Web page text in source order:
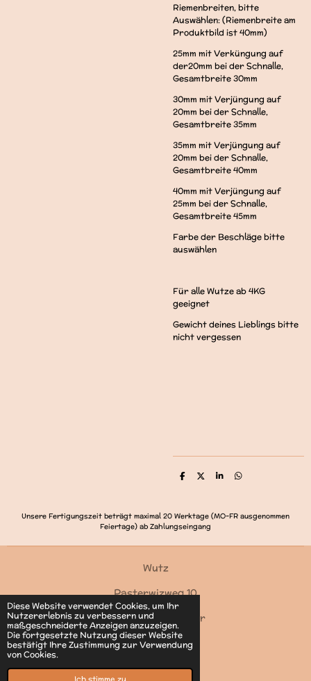
Diese Website verwendet Cookies, um Ihr
Nutzererlebnis zu verbessern und
maßgeschneiderte Anzeigen anzuzeigen.
Die fortgesetzte Nutzung dieser Website
bestätigt Ihre Zustimmung zur Verwendung
von Cookies.
Riemenbreiten, bitte
Auswählen: (Riemenbreite am
Produktbild ist 40mm)
25mm mit Verküngung auf
der20mm bei der Schnalle,
Gesamtbreite 30mm
30mm mit Verjüngung auf
20mm bei der Schnalle,
Gesamtbreite 35mm
35mm mit Verjüngung auf
20mm bei der Schnalle,
Gesamtbreite 40mm
40mm mit Verjüngung auf
25mm bei der Schnalle,
Gesamtbreite 45mm
Farbe der Beschläge bitte
auswählen
Für alle Wutze ab 4KG
geeignet
Gewicht deines Lieblings bitte
nicht vergessen
T
n
T
e
n
T
e
n
T
e
n
Unsere Fertigungszeit beträgt maximal 20 Werktage (MO-FR ausgenommen
Feiertage) ab Zahlungseingang
Wutz
Pasterwizweg 10
4550 Kremsmünster
Kontakt
© 2022 - 2026 Wutz
Mit Unterstützung vonWebador